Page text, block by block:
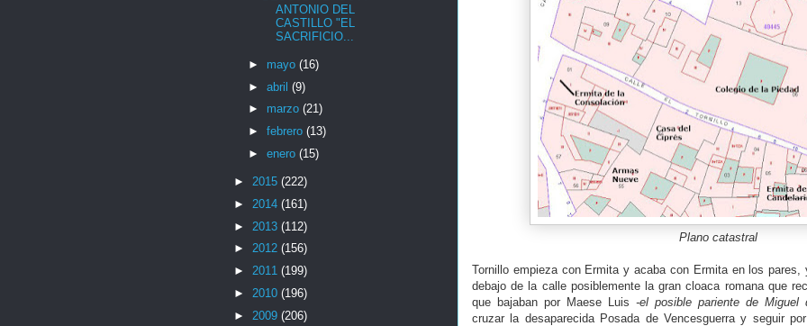
Plano catastral
Tornillo empieza con Ermita y acaba con Ermita en los
debajo de la calle posiblemente la gran cloaca romana que
que bajaban por Maese Luis -el posible pariente de Miguel
cruzar la desaparecida Posada de Vencesguerra y seguir
ANTONIO DEL
CASTILLO "EL
SACRIFICIO...
► mayo (16)
► abril (9)
► marzo (21)
► febrero (13)
► enero (15)
► 2015 (222)
► 2014 (161)
► 2013 (112)
► 2012 (156)
► 2011 (199)
► 2010 (196)
► 2009 (206)